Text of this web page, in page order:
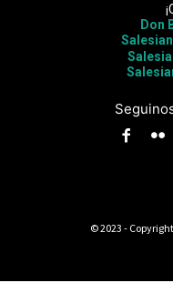
Don
© 2023 -